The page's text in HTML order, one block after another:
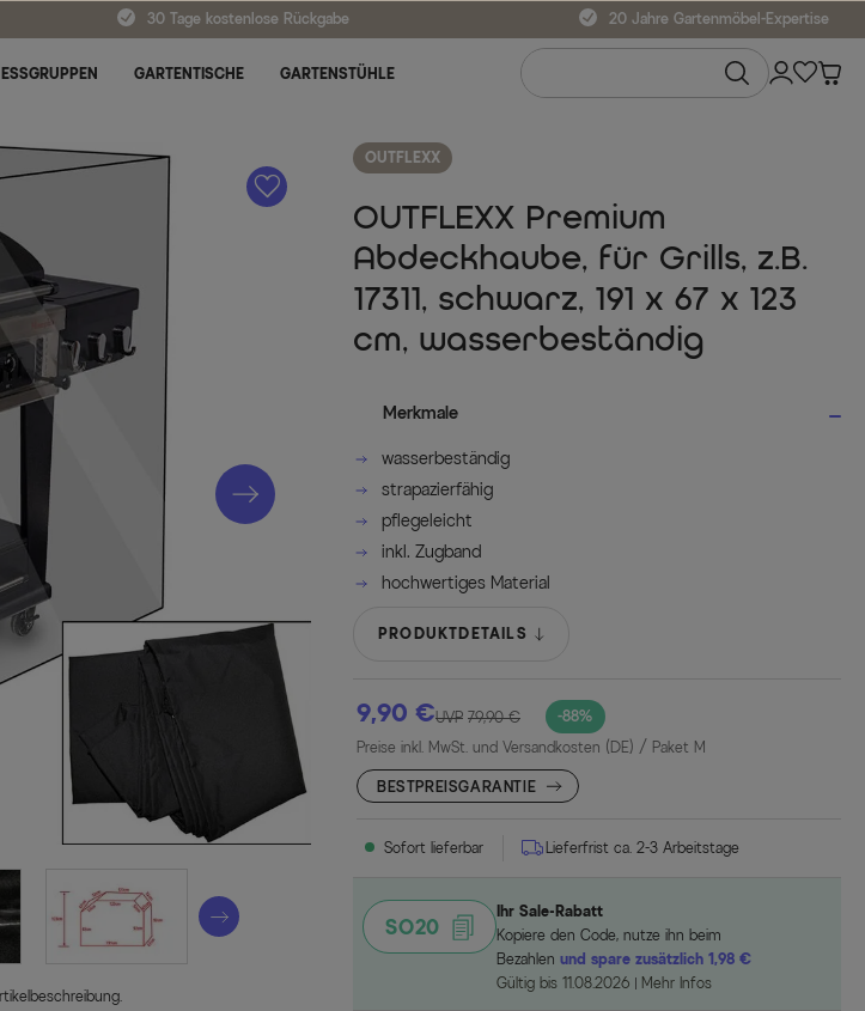
30 Tage kostenlose Rückgabe 20 Jahre Gartenmöbel-Expertise
ESSGRUPPEN GARTENTISCHE GARTENSTÜHLE
A
OUTFLEXX
OUTFLEXX Premium
Abdeckhaube, für Grills, z.B.
17311, schwarz, 191 x 67 x 123
cm, wasserbeständig
Merkmale
wasserbeständig
strapazierfähig
pflegeleicht
inkl. Zugband
hochwertiges Material
PRODUKTDETAILS
9,90 € -88%
UVP 79,90 €
Preise inkl. MwSt. und Versandkosten (DE) / Paket M
BESTPREISGARANTIE
Sofort lieferbar Lieferfrist ca. 2-3 Arbeitstage
SO20
Ihr Sale-Rabatt
Kopiere den Code, nutze ihn beim
Bezahlenund spare zusätzlich 1,98 €
Gültig bis 11.08.2026
Mehr Infos